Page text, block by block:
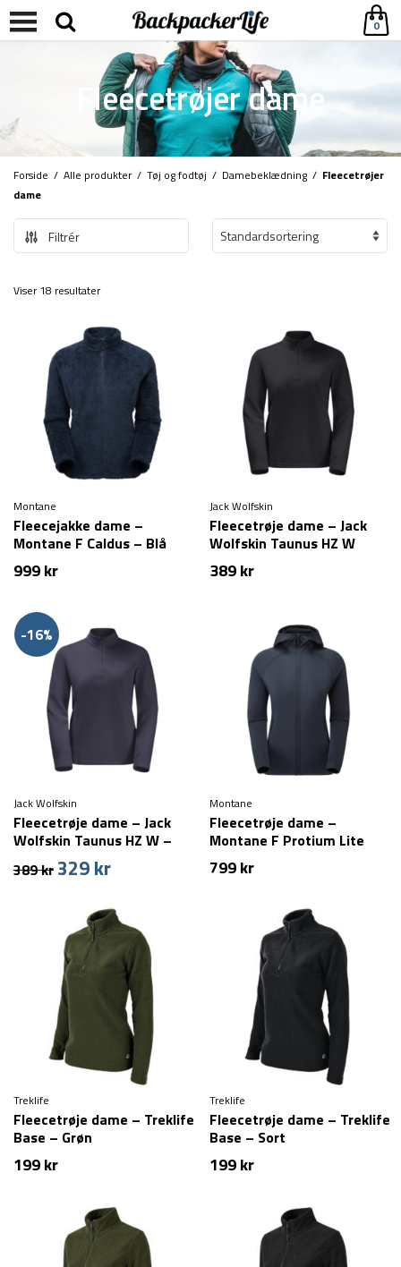
0
Fleecetrøjer dame
Forside / Alle produkter/ Tøj og fodtøj / Damebeklædning / Fleecetrøjer
dame
Filtrér
Viser 18 resultater
Montane
Fleecejakke dame –
Montane F Caldus – Blå
999kr
Jack Wolfskin
Fleecetrøje dame – Jack
Wolfskin Taunus HZ W
389kr
-16%
Jack Wolfskin
Fleecetrøje dame – Jack
Wolfskin Taunus HZ W –
Grå (XS tilbage)
389kr Den
var:
389 kr.
329krDen
pris
er:
329 kr.
Montane
Fleecetrøje dame –
Montane F Protium Lite
Hoodie – Blå
799kr
Treklife
Fleecetrøje dame – Treklife
Base – Grøn
199kr
Treklife
Fleecetrøje dame – Treklife
Base – Sort
199kr